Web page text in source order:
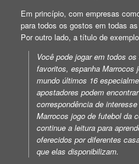
Em princípio, com empresas
para todos os gostos em todas
Por outro lado, a título de
Você pode jogar em todos
favoritos, espanha Marrocos
mundo últimos 16
apostadores podem
correspondência de
Marrocos jogo de futebol da
continue a leitura para
oferecidos por diferentes
que elas disponibilizam.